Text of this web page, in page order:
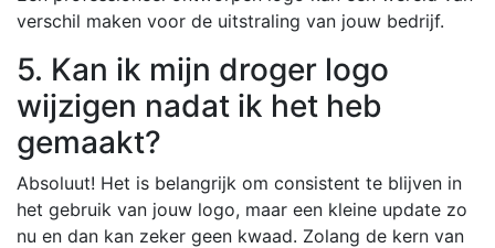
verschil maken voor de uitstraling van jouw bedrijf.
5. Kan ik mijn droger logo
wijzigen nadat ik het heb
gemaakt?
Absoluut! Het is belangrijk om consistent te blijven in
het gebruik van jouw logo, maar een kleine update zo
nu en dan kan zeker geen kwaad. Zolang de kern van